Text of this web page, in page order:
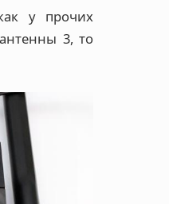
у прочих
3, то